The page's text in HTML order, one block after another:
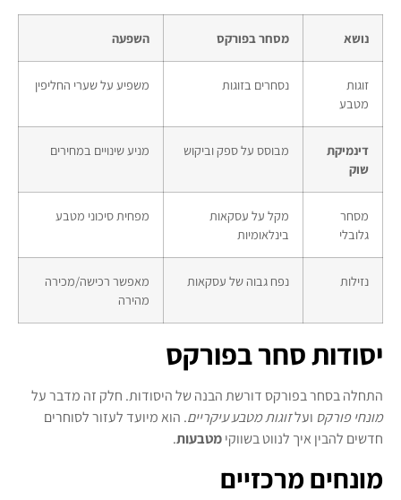
נושא מסחר בפורקס השפעה
זוגות
מטבע
נסחרים בזוגות משפיע על שערי החליפין
דינמיקת
שוק
מבוסס על ספק וביקוש מניע שינויים במחירים
מסחר
גלובלי
מקל על עסקאות
בינלאומיות
מפחית סיכוני מטבע
נזילות נפח גבוה של עסקאות
מאפשר רכישה/מכירה
מהירה
יסודות סחר בפורקס
התחלה בסחר בפורקס דורשת הבנה של היסודות. חלק זה מדבר על
מונחי פורקס ועלזוגות מטבע עיקריים. הוא מיועד לעזור לסוחרים
חדשים להבין איך לנווט בשווקימטבעות.
מונחים מרכזיים